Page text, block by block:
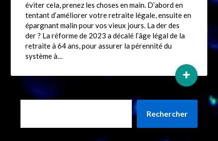
éviter cela, prenez les choses en main. D’abord en
tentant d’améliorer votre retraite légale, ensuite en
épargnant malin pour vos vieux jours. La der des
der ? La réforme de 2023 a décalé l’âge légal de la
retraite à 64 ans, pour assurer la pérennité du
système à…
+
Rechercher